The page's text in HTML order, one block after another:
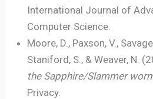
International Journal of
Computer Science.
Moore, D., Paxson, V.,
Staniford, S., & Weaver, N.
the Sapphire/Slammer
Privacy.